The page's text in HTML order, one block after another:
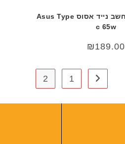
מטען מקורי למחשב נייד אסוס Asus Type
c 65w
₪189.00
1
2